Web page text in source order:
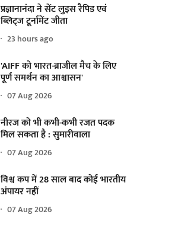
प्रज्ञानानंदा ने सेंट लुइस रैपिड एवं
ब्लिट्ज टूर्नामेंट जीता
23 hours ago
'AIFF को भारत-ब्राजील मैच के लिए
पूर्ण समर्थन का आश्वासन'
07 Aug 2026
नीरज को भी कभी-कभी रजत पदक
मिल सकता है : सुमारीवाला
07 Aug 2026
विश्व कप में 28 साल बाद कोई भारतीय
अंपायर नहीं
07 Aug 2026